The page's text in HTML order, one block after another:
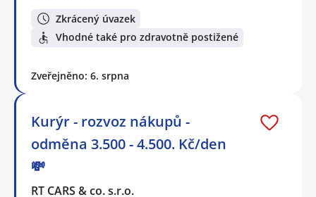
Zkrácený úvazek
Vhodné také pro zdravotně postižené
Zveřejněno: 6. srpna
Kurýr - rozvoz nákupů -
odměna 3.500 - 4.500. Kč/den
💸
RT CARS & co. s.r.o.